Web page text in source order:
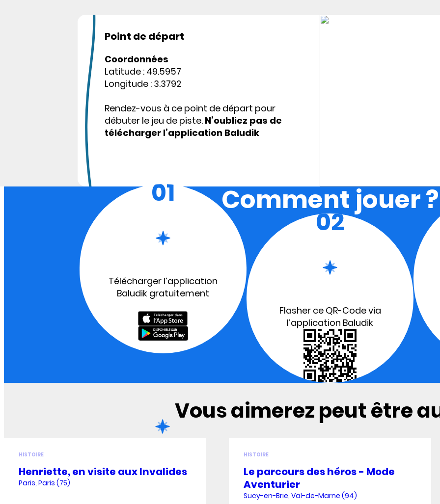
Point de départ
Coordonnées
Latitude : 49.5957
Longitude : 3.3792
Rendez-vous à ce point de départ pour
débuter le jeu de piste. N’oubliez pas de
télécharger l’application Baludik
Comment jouer ?
01
Télécharger l’application
Baludik gratuitement
02
Flasher ce QR-Code via
l’application Baludik
Vous aimerez peut être
HISTOIRE
Henriette, en visite aux Invalides
Paris, Paris (75)
HISTOIRE
Le parcours des héros - Mode
Aventurier
Sucy-en-Brie, Val-de-Marne (94)